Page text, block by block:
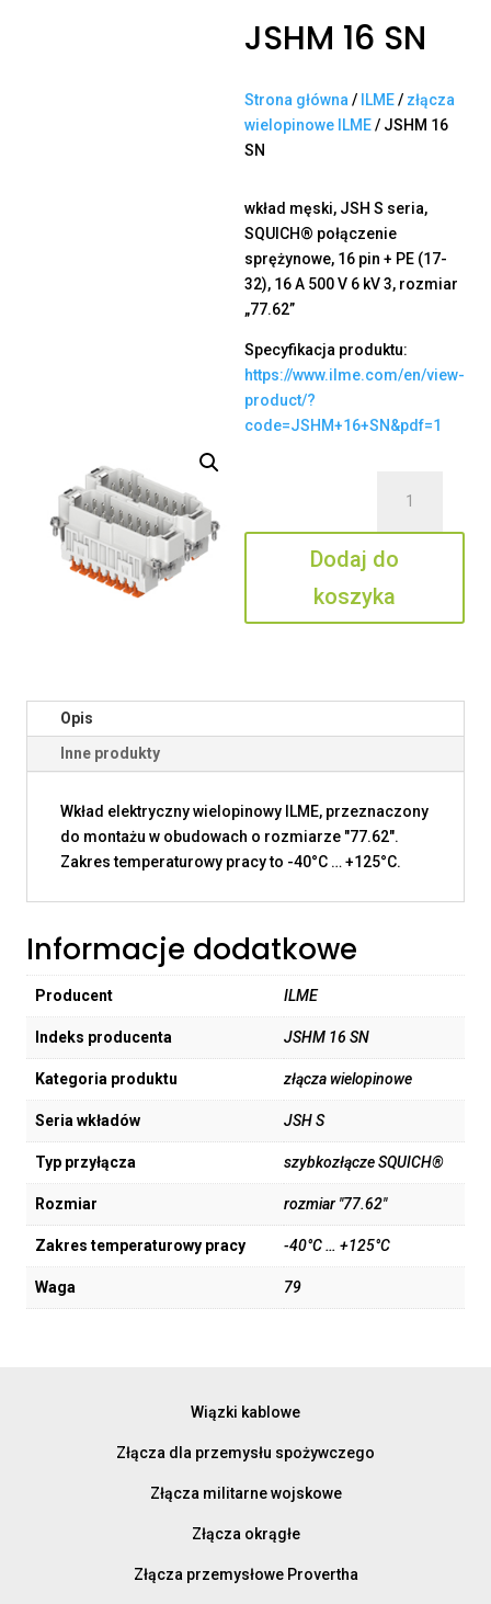
JSHM 16 SN
Strona główna / ILME/ złącza
wielopinowe ILME/ JSHM 16
SN
wkład męski, JSH S seria,
SQUICH® połączenie
sprężynowe, 16 pin + PE (17-
32), 16 A 500 V 6 kV 3, rozmiar
„77.62”
Specyfikacja produktu:
https://www.ilme.com/en/view-
product/?
code=JSHM+16+SN&pdf=1
JSHM
16
SN
Dodaj do
koszyka
Opis
Inne produkty
Wkład elektryczny wielopinowy ILME, przeznaczony
do montażu w obudowach o rozmiarze "77.62".
Zakres temperaturowy pracy to -40°C … +125°C.
Informacje dodatkowe
Producent ILME
Indeks producenta JSHM 16 SN
Kategoria produktu złącza wielopinowe
Seria wkładów JSH S
Typ przyłącza szybkozłącze SQUICH®
Rozmiar rozmiar "77.62"
Zakres temperaturowy pracy -40°C … +125°C
Waga 79
Wiązki kablowe
Złącza dla przemysłu spożywczego
Złącza militarne wojskowe
Złącza okrągłe
Złącza przemysłowe Provertha